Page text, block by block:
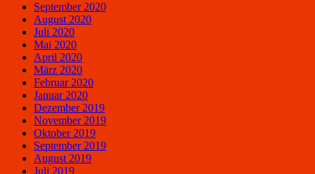
September 2020
August 2020
Juli 2020
Mai 2020
April 2020
März 2020
Februar 2020
Januar 2020
Dezember 2019
November 2019
Oktober 2019
September 2019
August 2019
Juli 2019